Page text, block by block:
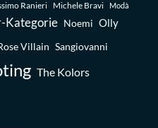
Ranieri Michele Bravi Modà
Kategorie Noemi Olly
Villain Sangiovanni
The Kolors